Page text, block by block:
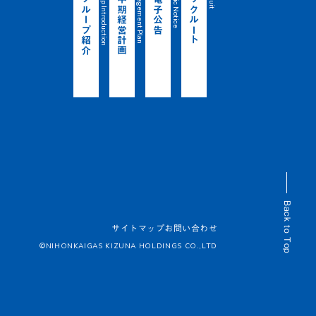
Back to Top
Group Introduction
グループ紹介 Management Plan
中期経営計画 電子公告 リクルート
サイトマップお問い合わせ
©NIHONKAIGAS KIZUNA HOLDINGS CO.,LTD